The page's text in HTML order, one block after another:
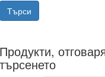
Продукти,
търсенето